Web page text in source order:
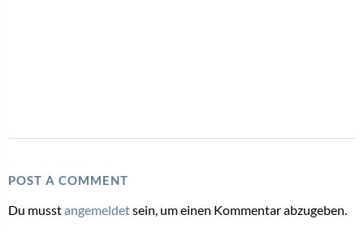
POST A COMMENT
Du musstangemeldetsein, um einen Kommentar abzugeben.